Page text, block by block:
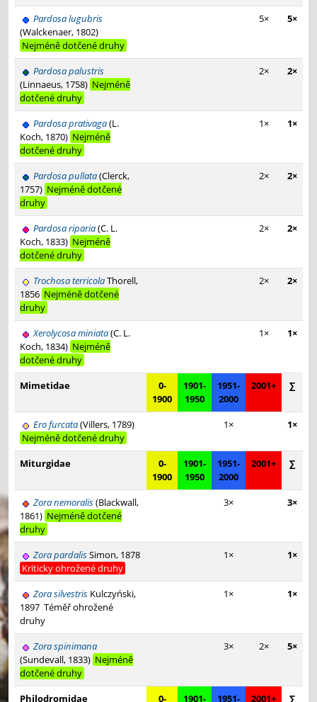
Pardosa lugubris
(Walckenaer, 1802)
Nejméně dotčené druhy
5× 5×
Pardosa palustris
(Linnaeus, 1758) Nejméně
dotčené druhy
2× 2×
Pardosa prativaga(L.
Koch, 1870) Nejméně
dotčené druhy
1× 1×
Pardosa pullata(Clerck,
1757) Nejméně dotčené
druhy
2× 2×
Pardosa riparia(C. L.
Koch, 1833) Nejméně
dotčené druhy
2× 2×
Trochosa terricolaThorell,
1856 Nejméně dotčené
druhy
2× 2×
Xerolycosa miniata(C. L.
Koch, 1834) Nejméně
dotčené druhy
1× 1×
Mimetidae
0-
1900
1901-
1950
1951-
2000
2001+ ∑
Ero furcata(Villers, 1789)
Nejméně dotčené druhy
1× 1×
Miturgidae
0-
1900
1901-
1950
1951-
2000
2001+ ∑
Zora nemoralis(Blackwall,
1861) Nejméně dotčené
druhy
3× 3×
Zora pardalisSimon, 1878
Kriticky ohrožené druhy
1× 1×
Zora silvestris Kulczyński,
1897 Téměř ohrožené
druhy
1× 1×
Zora spinimana
(Sundevall, 1833) Nejméně
dotčené druhy
3× 2× 5×
Philodromidae 0- 1901- 1951- 2001+ ∑